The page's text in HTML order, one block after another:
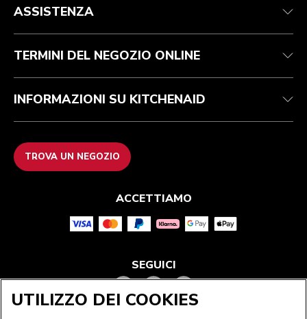
Traccia il tuo ordine
Garanzia e documentazione
FAQ
Resi e rimborsi
Imprint
ODR
ASSISTENZA
TERMINI DEL NEGOZIO ONLINE
INFORMAZIONI SU KITCHENAID
TROVA UN NEGOZIO
ACCETTIAMO
SEGUICI
UTILIZZO DEI COOKIES